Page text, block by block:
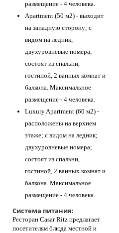
размещение - 4 человека.
Apartment (50 м2) - выходит
на западную сторону; с
видом на ледник;
двухуровневые номера;
состоят из спальни,
гостиной, 2 ванных комнат и
балкона. Максимальное
размещение - 4 человека.
Luxury Apartment (60 м2) -
расположены на верхнем
этаже; с видом на ледник;
двухуровневые номера;
состоят из спальни,
гостиной, 2 ванных комнат и
балкона. Максимальное
размещение - 4 человека.
Система питания:
Ресторан Casar Ritz предлагает
посетителям блюда местной и